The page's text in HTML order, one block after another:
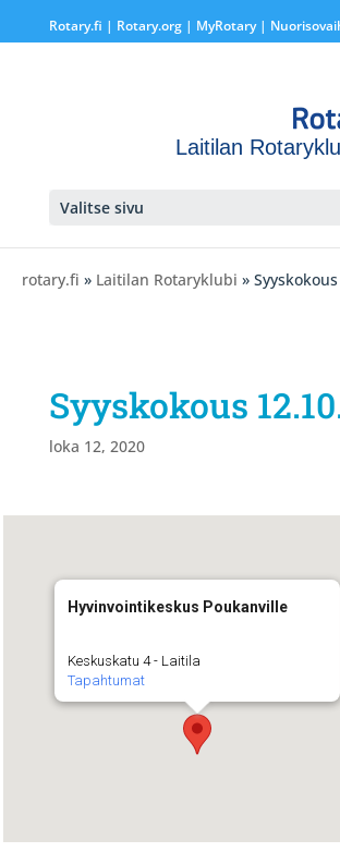
Rotary.fi | Rotary.org| MyRotary |
Laitilan
Valitse sivu
rotary.fi » Laitilan Rotaryklubi »
Syyskokous
loka 12, 2020
Hyvinvointikeskus Poukanville
Keskuskatu 4 - Laitila
Tapahtumat